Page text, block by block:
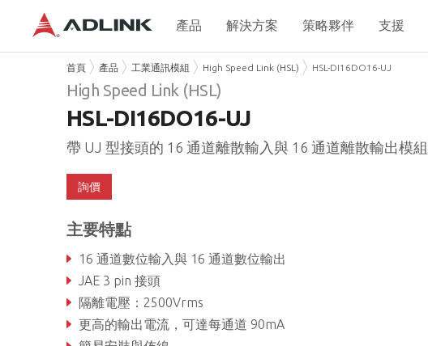
產品 解決方案 策略夥伴 支援
首頁 產品 工業通訊模組 High Speed Link (HSL) HSL-DI16DO16-UJ
High Speed Link (HSL)
HSL-DI16DO16-UJ
帶 UJ 型接頭的 16 通道離散輸入與 16 通道離散輸出模組
詢價
主要特點
16 通道數位輸入與 16 通道數位輸出
JAE 3 pin 接頭
隔離電壓：2500Vrms
更高的輸出電流，可達每通道 90mA